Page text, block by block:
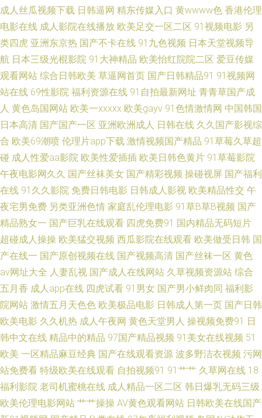
在线观看 成人深夜福利黄色在线 91性免费视频 91页在线视频 91免费视频黑
丝 91国内高清 自拍自慰视频 无码福利导航 五月天av 人妖干直男 九一福利
社 国产另类人妖网址 东京热AV黑丝袜 成人精品成人导航 www本日黄色
91se成人 中文字幕37页 91操碰超碰久久 91av福利 亚州国产精品 日逼日逼
精品不卡视频 国产精品久久日本 成人福利超清自拍导航 91在线视频免费 97
资源在线视频 91视频逼网站 91九色呆哥在线 影音先锋AV资源网站 91处女
在线 亚洲先峰资源网 丝瓜视频草莓视频污 人妻在线官网 日韩私拍AV 欧卅综
合视频 男女av天堂 久久欧美涩涩 91深夜福利在线导航 超踫成人电影
avapp91看片 91网站免费观看入口 91极品反差九色 91孕妇视频 91在线鲁
大香蕉国产 91永久免费网页视频入口 99大香蕉 91熟女露脸专区 91电影院
女人的天堂 一本道色站导航 91传媒抖音 91愛愛 91韩国伊人五码 91高清免
费观 欧美激情综合素质 日本精品十二区 欧美久久 久草福利视频观看 九九热
成人丝瓜视频下载 日韩逼网 精东传媒入口 黄wwww色 香港伦理
电影在线 成人影院在线播放 欧美足交一区二区 91视频电影 另
类四虎 亚洲东京热 国产不卡在线 91九色视频 日本天堂视频导
航 日本三级光棍影院 91大神精品 欧美怡红院院二区 爱豆传媒
观看网站 综合日韩欧美 草逼网首页 国产日韩精品91 91视频网
站在线 69性影院 福利资源在线 91自拍最新网址 青青草国产成
人 黄色岛国网站 欧美一xxxxx 欧美gayv 91色情激情网 中国韩国
日本高清 国产国产一区 亚洲欧洲成人 日韩在线 久久国产影视综
合 欧美69潮喷 伦理片app下载 激情视频国产精品 91草莓久草超
碰 成人性爱aa影院 欧美性爱插插 欧美日韩色黄片 91草莓影院
午夜电影网久久 国产丝袜美女 国产精彩视频 操碰视屏 国产福利
在线 91久久影院 免费日韩电影 日韩成人影视 欧美精品性交 午
夜宅男免费 另类亚洲色情 家庭乱伦理电影 91草B草B视频 国产
精品熟女一 国产巨乳在线观看 四虎免费91 国内精品无码短片
超碰成人操操 欧美猛交视频 西瓜影院在线观看 欧美做受日韩 国
产在线一 国产原创视频在线 国产视频高清 国产丝袜一区 黄色
av网址大全 人妻乱视 国产成人在线网站 久草视频资源站 综合
五月香 成人app在线 四虎试看 91男女 国产男小鲜肉同 福利影
院网站 激情五月天色色 欧美极品电影 日韩成人第一页 国产日韩
欧美电影 久久机热 成人午夜网 黄色天堂男人 操视频免费91 日
韩中文在线 精品中的精品 97国产精品视频 91美女在线视频 51
欧美 一区精品麻豆经典 国产在线观看资源 波多野洁衣视频 污网
站免费看 特级欧美在线观看 自拍视频91 91艹艹 久草网在线 18
福利影院 老司机蜜桃在线 成人精品一区二区 韩日爆乳无码三级
欧美伦理电影网站 艹艹操操 AV黄色观看网站 日韩欧美在线国产